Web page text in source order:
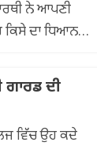
ਨੇ ਆਪਣੀ
ਕਿਸੇ ਦਾ ਧਿਆਨ
ਗਾਰਡ ਦੀ
ਵਿੱਚ ਉਹ ਕਦੇ